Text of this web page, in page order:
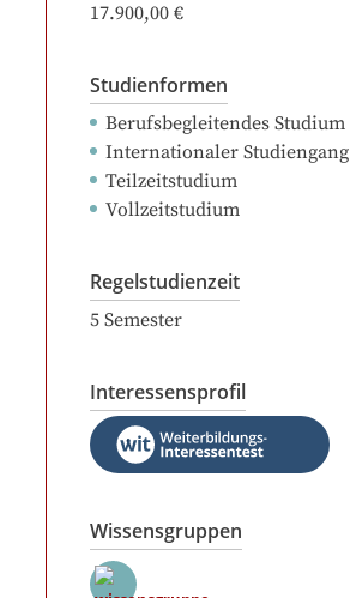
17.900,00 €
Studienformen
Berufsbegleitendes Studium
Internationaler Studiengang
Teilzeitstudium
Vollzeitstudium
Regelstudienzeit
5 Semester
Interessensprofil
Wissensgruppen